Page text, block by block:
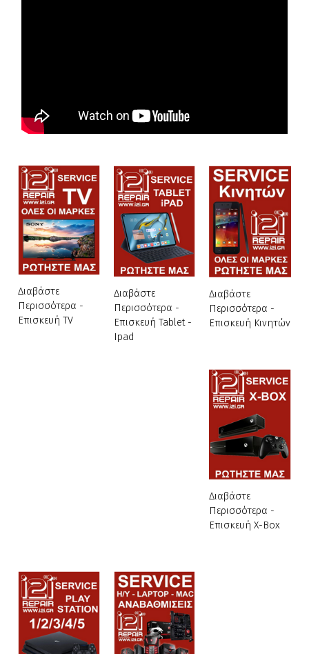
Διαβάστε
Περισσότερα -
Επισκευή TV
Διαβάστε
Περισσότερα -
Επισκευή Tablet -
Ipad
Διαβάστε
Περισσότερα -
Επισκευή Κινητών
Διαβάστε
Περισσότερα -
Επισκευή X-Box